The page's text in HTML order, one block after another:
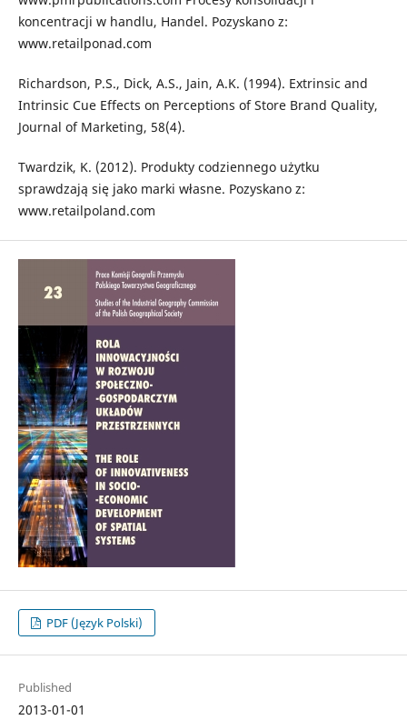
koncentracji w handlu, Handel. Pozyskano z:
www.retailponad.com
Richardson, P.S., Dick, A.S., Jain, A.K. (1994). Extrinsic and
Intrinsic Cue Effects on Perceptions of Store Brand Quality,
Journal of Marketing, 58(4).
Twardzik, K. (2012). Produkty codziennego użytku
sprawdzają się jako marki własne. Pozyskano z:
www.retailpoland.com
PDF (Język Polski)
Published
2013-01-01